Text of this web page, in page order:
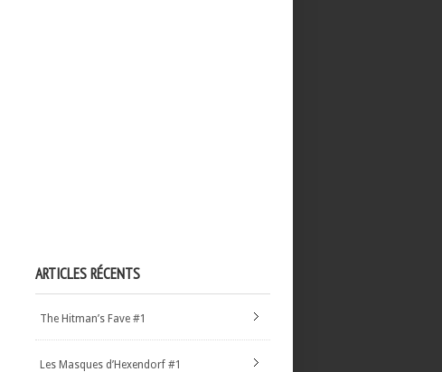
ARTICLES RÉCENTS
The Hitman’s Fave #1
Les Masques d’Hexendorf #1